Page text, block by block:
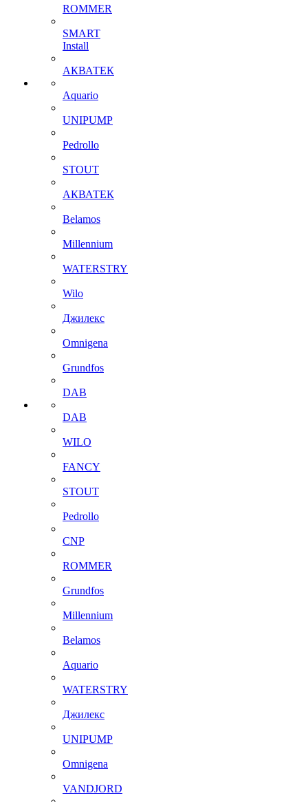
ROMMER
SMART
Install
АКВАТЕК
Aquario
UNIPUMP
Pedrollo
STOUT
АКВАТЕК
Belamos
Millennium
WATERSTRY
Wilo
Джилекс
Omnigena
Grundfos
DAB
DAB
WILO
FANCY
STOUT
Pedrollo
CNP
ROMMER
Grundfos
Millennium
Belamos
Aquario
WATERSTRY
Джилекс
UNIPUMP
Omnigena
VANDJORD